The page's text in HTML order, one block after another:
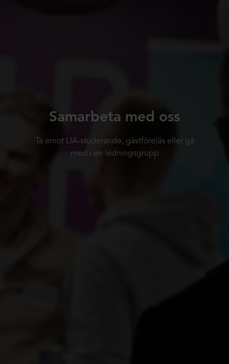
Samarbeta med oss
Ta emot LIA-studerande, gästföreläs eller gå
med i en ledningsgrupp